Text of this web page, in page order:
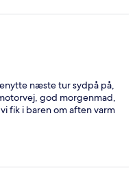
næste tur sydpå på,
god morgenmad,
fik i baren om aften varm